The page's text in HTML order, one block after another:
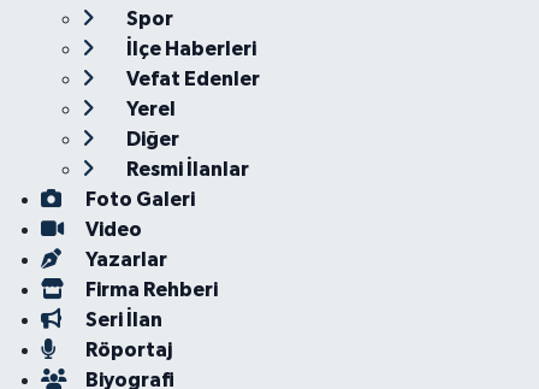
Spor
İlçe Haberleri
Vefat Edenler
Yerel
Diğer
Resmi İlanlar
Foto Galeri
Video
Yazarlar
Firma Rehberi
Seri İlan
Röportaj
Biyografi